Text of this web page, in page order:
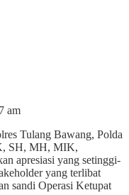
am
Tulang Bawang, Polda
SH, MH, MIK,
apresiasi yang setinggi-
yang terlibat
sandi Operasi Ketupat